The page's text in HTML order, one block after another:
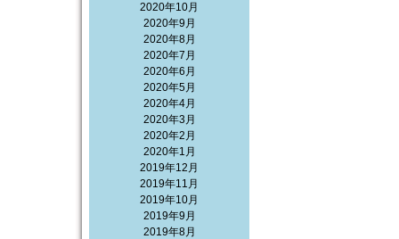
2020年10月
2020年9月
2020年8月
2020年7月
2020年6月
2020年5月
2020年4月
2020年3月
2020年2月
2020年1月
2019年12月
2019年11月
2019年10月
2019年9月
2019年8月